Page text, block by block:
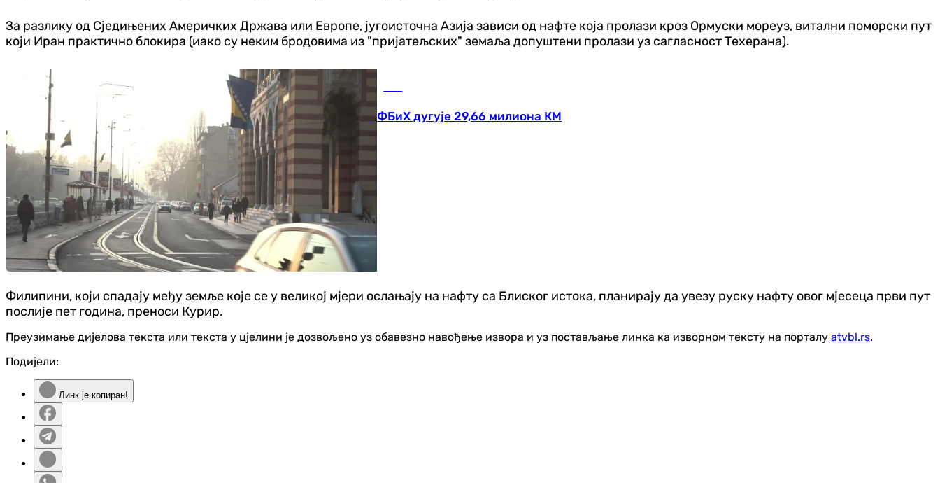
За разлику од Сједињених Америчких Држава или Европе, југоисточна Азија зависи од нафте која пролази кроз Ормуски мореуз, витални поморски пут
који Иран практично блокира (иако су неким бродовима из "пријатељских" земаља допуштени пролази уз сагласност Техерана).
ФБиХ дугује 29,66 милиона КМ
Филипини, који спадају међу земље које се у великој мјери ослањају на нафту са Блиског истока, планирају да увезу руску нафту овог мјесеца први пут
послије пет година, преноси Курир.
Преузимање дијелова текста или текста у цјелини је дозвољено уз обавезно навођење извора и уз постављање линка ка изворном тексту на порталу atvbl.rs.
Подијели:
Линк је копиран!